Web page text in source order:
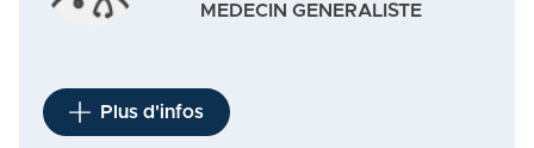
MEDECIN GENERALISTE
Plus d'infos